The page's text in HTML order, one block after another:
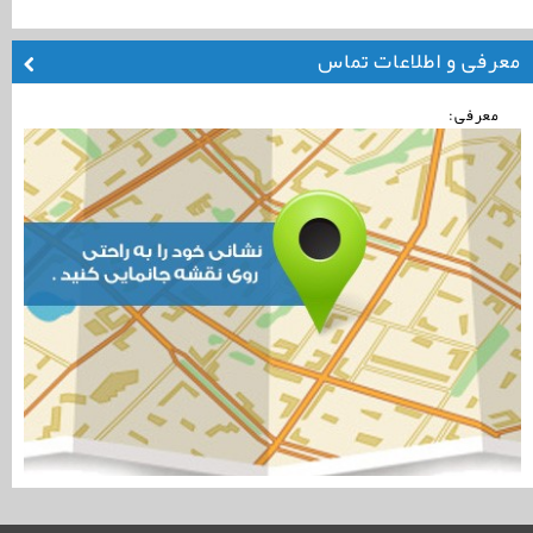
معرفی و اطلاعات تماس
معرفی: